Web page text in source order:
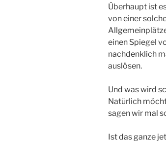
Überhaupt ist
von einer
einen Spiegel
nachdenklich
auslösen.
Und was wird
Natürlich
sagen wir mal
Ist das ganze